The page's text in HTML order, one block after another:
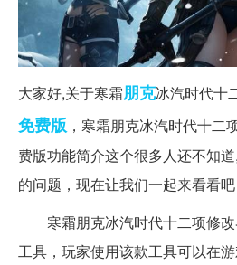
大家好,关于寒霜朋克冰汽时代十
免费版 ，寒霜朋克冰汽时代十二
费版功能简介这个很多人还不知
的问题，现在让我们一起来看看吧
寒霜朋克冰汽时代十二项修改
工具，玩家使用该款工具可以在